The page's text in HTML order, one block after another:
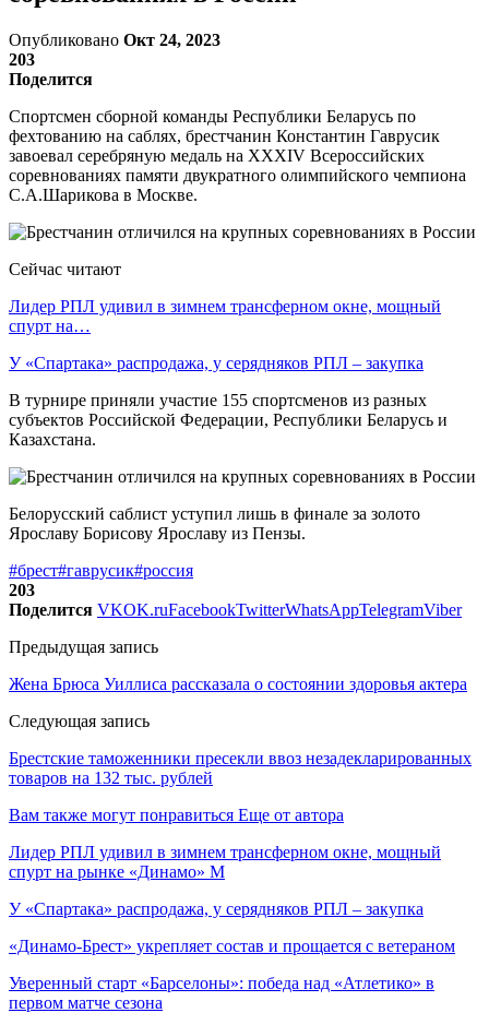
Опубликовано Окт 24, 2023
203
Поделится
Спортсмен сборной команды Республики Беларусь по
фехтованию на саблях, брестчанин Константин Гаврусик
завоевал серебряную медаль на XXXIV Всероссийских
соревнованиях памяти двукратного олимпийского чемпиона
С.А.Шарикова в Москве.
Сейчас читают
Лидер РПЛ удивил в зимнем трансферном окне, мощный
спурт на…
У «Спартака» распродажа, у серядняков РПЛ – закупка
В турнире приняли участие 155 спортсменов из разных
субъектов Российской Федерации, Республики Беларусь и
Казахстана.
Белорусский саблист уступил лишь в финале за золото
Ярославу Борисову Ярославу из Пензы.
#брест#гаврусик#россия
203
Поделится VKOK.ruFacebookTwitterWhatsAppTelegramViber
Предыдущая запись
Жена Брюса Уиллиса рассказала о состоянии здоровья актера
Следующая запись
Брестские таможенники пресекли ввоз незадекларированных
товаров на 132 тыс. рублей
Вам также могут понравиться Еще от автора
Лидер РПЛ удивил в зимнем трансферном окне, мощный
спурт на рынке «Динамо» М
У «Спартака» распродажа, у серядняков РПЛ – закупка
«Динамо-Брест» укрепляет состав и прощается с ветераном
Уверенный старт «Барселоны»: победа над «Атлетико» в
первом матче сезона